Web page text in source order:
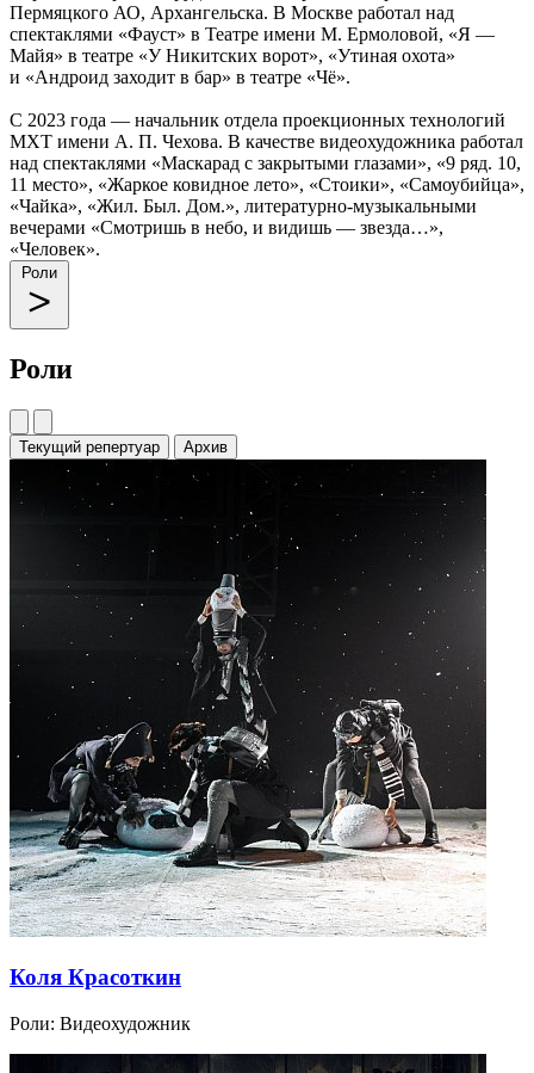
Пермяцкого АО, Архангельска. В Москве работал над
спектаклями «Фауст» в Театре имени М. Ермоловой, «Я —
Майя» в театре «У Никитских ворот», «Утиная охота»
и «Андроид заходит в бар» в театре «Чё».
С 2023 года — начальник отдела проекционных технологий
МХТ имени А. П. Чехова. В качестве видеохудожника работал
над спектаклями «Маскарад с закрытыми глазами», «9 ряд. 10,
11 место», «Жаркое ковидное лето», «Стоики», «Самоубийца»,
«Чайка», «Жил. Был. Дом.», литературно-музыкальными
вечерами «Смотришь в небо, и видишь — звезда…»,
«Человек».
Роли
Роли
Текущий репертуар Архив
Коля Красоткин
Роли: Видеохудожник